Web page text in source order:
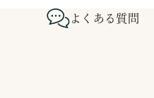
よくある質問